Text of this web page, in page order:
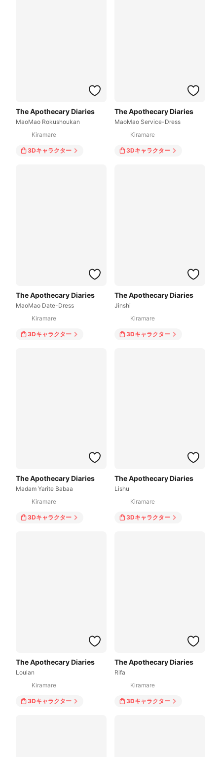
The Apothecary Diaries
MaoMao Rokushoukan
Kiramare
3Dキャラクター
The Apothecary Diaries
MaoMao Service-Dress
Kiramare
3Dキャラクター
The Apothecary Diaries
MaoMao Date-Dress
Kiramare
3Dキャラクター
The Apothecary Diaries
Jinshi
Kiramare
3Dキャラクター
The Apothecary Diaries
Madam Yarite Babaa
Kiramare
3Dキャラクター
The Apothecary Diaries
Lishu
Kiramare
3Dキャラクター
The Apothecary Diaries
Loulan
Kiramare
3Dキャラクター
The Apothecary Diaries
Rifa
Kiramare
3Dキャラクター